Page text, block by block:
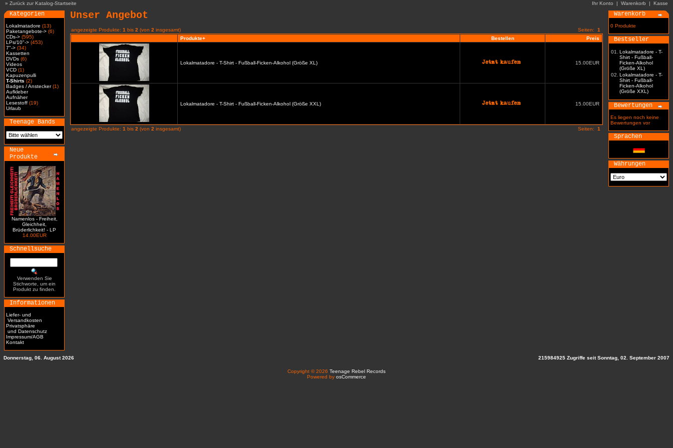
» Zurück zur Katalog-Startseite Ihr Konto | Warenkorb | Kasse
Kategorien
Lokalmatadore (13)
Paketangebote-> (6)
CDs-> (595)
LPs/10"-> (453)
7"-> (34)
Kassetten
DVDs (6)
Videos
VCD (1)
Kapuzenpulli
T-Shirts (2)
Badges / Anstecker(1)
Aufkleber
Aufnäher
Lesestoff (19)
Urlaub
Teenage Bands
Neue
Produkte
Namenlos - Freiheit,
Gleichheit,
Brüderlichkeit! - LP
14.00EUR
Schnellsuche
Verwenden Sie
Stichworte, um ein
Produkt zu finden.
Informationen
Liefer- und
Versandkosten
Privatsphäre
und Datenschutz
Impressum/AGB
Kontakt
Unser Angebot
angezeigte Produkte: 1 bis 2 (von 2 insgesamt) Seiten: 1
Produkte+
Bestellen Preis
Lokalmatadore - T-Shirt - Fußball-Ficken-Alkohol (Größe XL) 15.00EUR
Lokalmatadore - T-Shirt - Fußball-Ficken-Alkohol (Größe XXL) 15.00EUR
angezeigte Produkte: 1 bis 2 (von 2 insgesamt) Seiten: 1
Warenkorb
0 Produkte
Bestseller
01.
Lokalmatadore - T-
Shirt - Fußball-
Ficken-Alkohol
(Größe XL)
02. Lokalmatadore - T-
Shirt - Fußball-
Ficken-Alkohol
(Größe XXL)
Bewertungen
Es liegen noch keine
Bewertungen vor
Sprachen
Währungen
Donnerstag, 06. August 2026 215984925 Zugriffe seit Sonntag, 02. September 2007
Copyright © 2026 Teenage Rebel Records
Powered by osCommerce